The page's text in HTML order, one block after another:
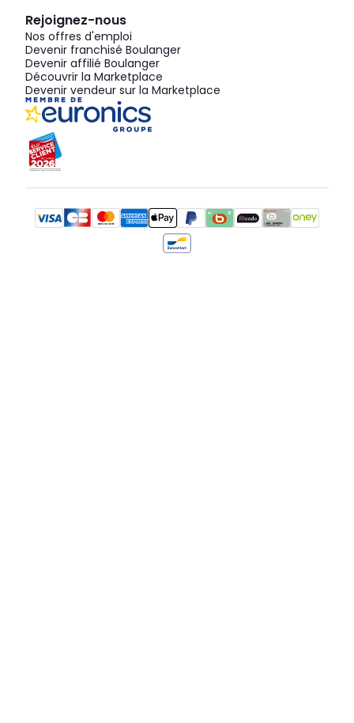
Rejoignez-nous
Nos offres d'emploi
Devenir franchisé Boulanger
Devenir affilié Boulanger
Découvrir la Marketplace
Devenir vendeur sur la Marketplace